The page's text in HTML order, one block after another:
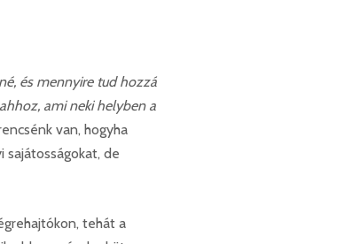
és mennyire tud hozzá
ami neki helyben a
van, hogyha
de
tehát a